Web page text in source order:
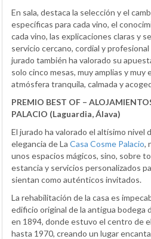
En sala, destaca la selección y el
específicas para cada vino, el
cada vino, las explicaciones claras y
servicio cercano, cordial y
jurado también ha valorado su
solo cinco mesas, muy amplias y muy
atmósfera tranquila, calmada y
PREMIO BEST OF –
PALACIO (Laguardia, Álava)
El jurado ha valorado el altísimo nivel
elegancia de La Casa Cosme Palacio,
unos espacios mágicos, sino, sobre
estancia y servicios personalizados
sientan como auténticos invitados.
La rehabilitación de la casa es
edificio original de la antigua bodega
en 1894, donde estuvo el centro de
hasta 1970, creando un lugar